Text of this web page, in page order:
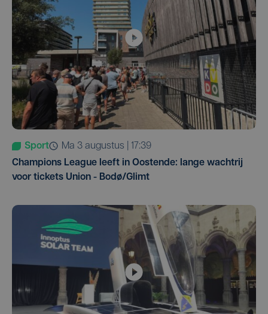
Sport
ma 3 augustus | 17:39
Champions League leeft in Oostende: lange wachtrij
voor tickets Union - Bodø/Glimt